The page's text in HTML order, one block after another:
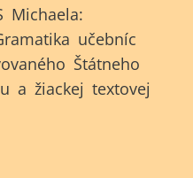
Michaela:
učebníc
Štátneho
a žiackej textovej